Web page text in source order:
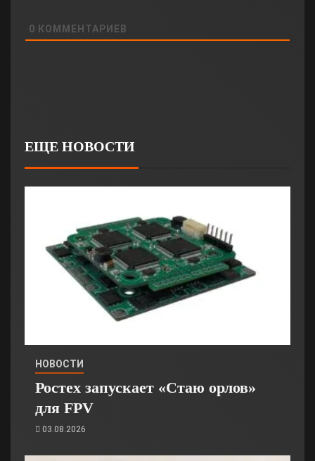
0 КОММЕНТАРИЕВ
ЕЩЕ НОВОСТИ
НОВОСТИ
Ростех запускает «Стаю орлов»
для FPV
03.08.2026